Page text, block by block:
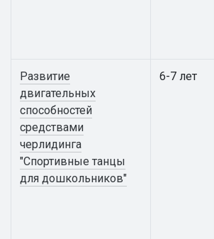
Развитие
двигательных
способностей
средствами
черлидинга
"Спортивные танцы
для дошкольников"
6-7 лет